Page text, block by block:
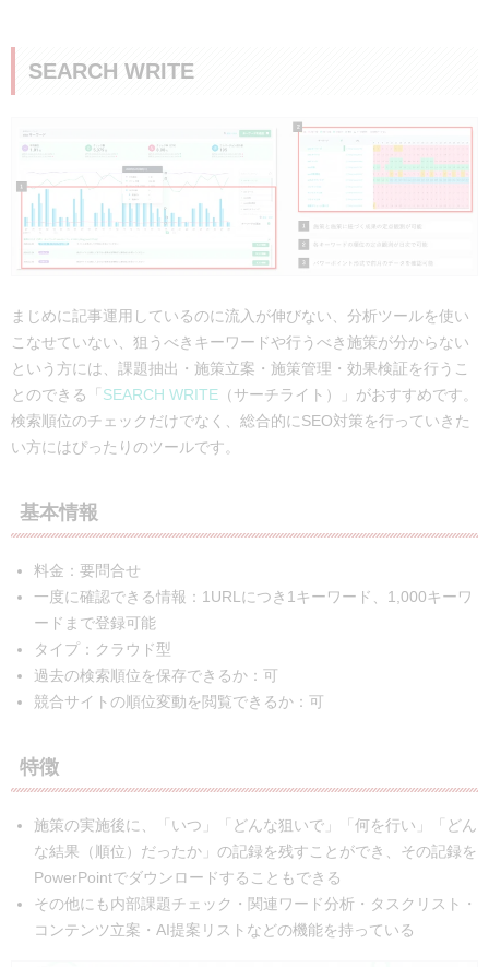
SEARCH WRITE
まじめに記事運用しているのに流入が伸びない、分析ツールを使い
こなせていない、狙うべきキーワードや行うべき施策が分からない
という方には、課題抽出・施策立案・施策管理・効果検証を行うこ
とのできる「 SEARCH WRITE （サーチライト）」がおすすめです。
検索順位のチェックだけでなく、総合的にSEO対策を行っていきた
い方にはぴったりのツールです。
基本情報
料金：要問合せ
一度に確認できる情報：1URLにつき1キーワード、1,000キーワ
ードまで登録可能
タイプ：クラウド型
過去の検索順位を保存できるか：可
競合サイトの順位変動を閲覧できるか：可
特徴
施策の実施後に、「いつ」「どんな狙いで」「何を行い」「どん
な結果（順位）だったか」⁩の記録を残すことができ、その記録を
PowerPointでダウンロードすることもできる
その他にも内部課題チェック・関連ワード分析・タスクリスト・
コンテンツ立案・AI提案リストなどの機能を持っている